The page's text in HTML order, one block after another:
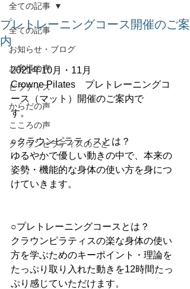
全ての記事
お知らせ・ブログ
お客様の声
ピラティス
からだの声
こころの声
クラウンピラティスのこと
全ての記事
プレトレーニングコース開催のご案
内
2021年10月・11月
Crowne Pilates　プレトレーニングコ
ース（マット）開催のご案内で
す。
○クラウンピラティスとは？
ゆるやかで優しい動きの中で、本来の
姿勢・機能的な身体の使い方を身につ
けていきます。
○プレトレーニングコースとは？
クラウンピラティスの楽な身体の使い
方を学ぶためのキーポイント・理論を
たっぷり取り入れた動きを12時間たっ
ぷり感じていただけます。